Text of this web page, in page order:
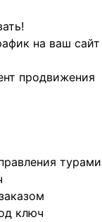
на ваш сайт
продвижения
турами
ключ